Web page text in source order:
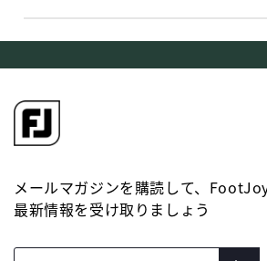
メールマガジンを購読して、
最新情報を受け取りましょう